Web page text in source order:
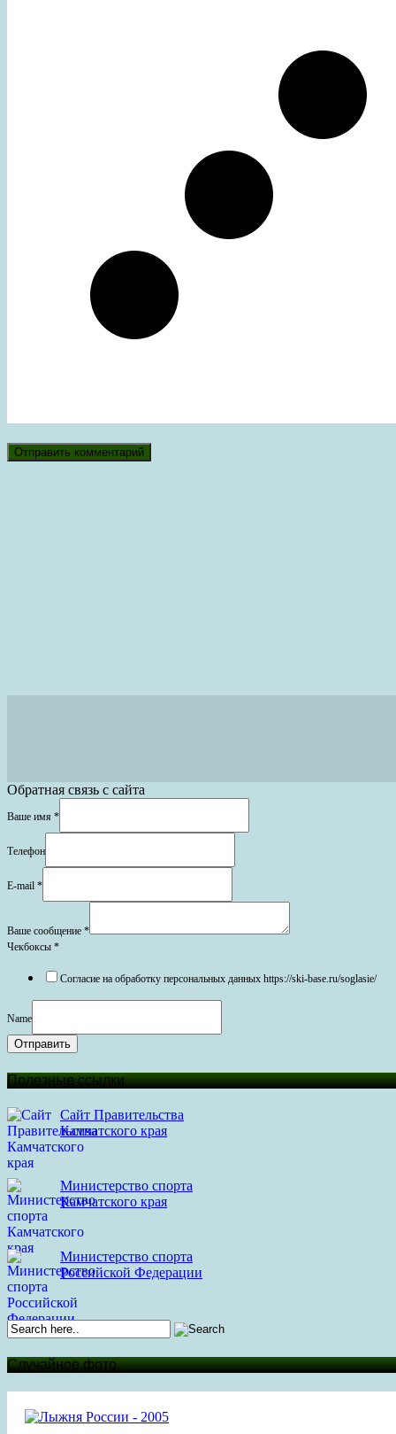
Обратная связь с сайта
Ваше имя *
Телефон
E-mail *
Ваше сообщение *
Чекбоксы *
Согласие на обработку персональных данных https://ski-base.ru/soglasie/
Name
Отправить
Полезные ссылки
Сайт Правительства
Камчатского края
Министерство спорта
Камчатского края
Министерство спорта
Российской Федерации
Случайное фото